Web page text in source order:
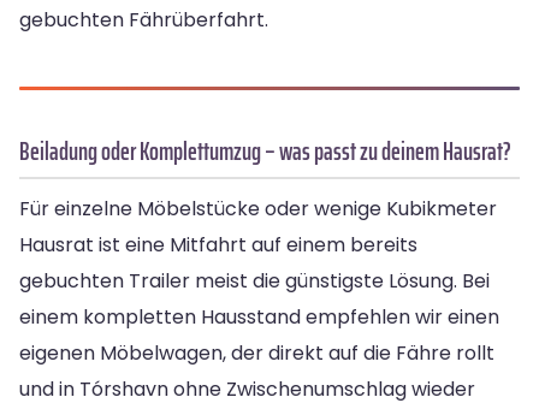
gebuchten Fährüberfahrt.
Beiladung oder Komplettumzug – was passt zu deinem Hausrat?
Für einzelne Möbelstücke oder wenige Kubikmeter
Hausrat ist eine Mitfahrt auf einem bereits
gebuchten Trailer meist die günstigste Lösung. Bei
einem kompletten Hausstand empfehlen wir einen
eigenen Möbelwagen, der direkt auf die Fähre rollt
und in Tórshavn ohne Zwischenumschlag wieder